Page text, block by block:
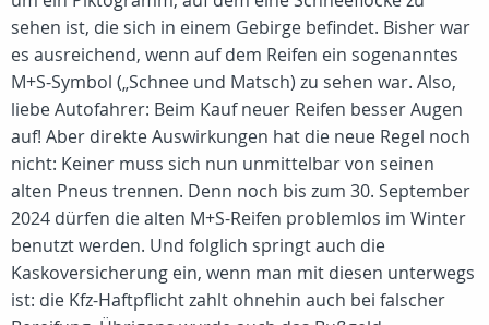
sehen ist, die sich in einem Gebirge befindet. Bisher war
es ausreichend, wenn auf dem Reifen ein sogenanntes
M+S-Symbol („Schnee und Matsch) zu sehen war. Also,
liebe Autofahrer: Beim Kauf neuer Reifen besser Augen
auf! Aber direkte Auswirkungen hat die neue Regel noch
nicht: Keiner muss sich nun unmittelbar von seinen
alten Pneus trennen. Denn noch bis zum 30. September
2024 dürfen die alten M+S-Reifen problemlos im Winter
benutzt werden. Und folglich springt auch die
Kaskoversicherung ein, wenn man mit diesen unterwegs
ist: die Kfz-Haftpflicht zahlt ohnehin auch bei falscher